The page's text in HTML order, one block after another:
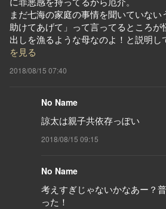
まだ七海の家庭の事情を聞いていな
助けてあげて」って言ってるところが
出しを漁るような母なのよ！と説明し
を見る
2018/08/15 07:40
No Name
諒太は親子共依存っぽい
2018/08/15 09:15
No Name
考えすぎじゃないかなあー？
った！